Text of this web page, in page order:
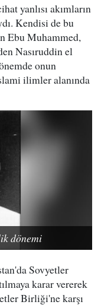
yanlısı akımların
Kendisi de bu
Ebu Muhammed,
Nasıruddin el
onun
ilimler alanında
dönemi
Sovyetler
karar vererek
Birliği'ne karşı